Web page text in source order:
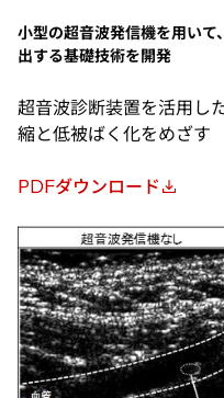
小型の超音波発信機を用い
出する基礎技術を開発
超音波診断装置を活用し
縮と低被ばく化をめざす
PDFダウンロード
新
し
い
タ
ブ
で
開
く